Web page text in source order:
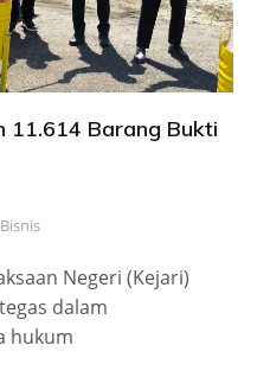
11.614 Barang Bukti
Negeri (Kejari)
dalam
hukum